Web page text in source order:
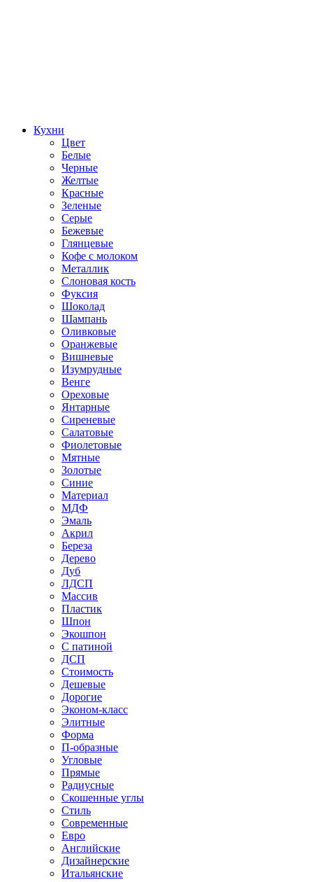
Кухни
Цвет
Белые
Черные
Желтые
Красные
Зеленые
Серые
Бежевые
Глянцевые
Кофе с молоком
Металлик
Слоновая кость
Фуксия
Шоколад
Шампань
Оливковые
Оранжевые
Вишневые
Изумрудные
Венге
Ореховые
Янтарные
Сиреневые
Салатовые
Фиолетовые
Мятные
Золотые
Синие
Материал
МДФ
Эмаль
Акрил
Береза
Дерево
Дуб
ЛДСП
Массив
Пластик
Шпон
Экошпон
С патиной
ДСП
Стоимость
Дешевые
Дорогие
Эконом-класс
Элитные
Форма
П-образные
Угловые
Прямые
Радиусные
Скошенные углы
Стиль
Современные
Евро
Английские
Дизайнерские
Итальянские